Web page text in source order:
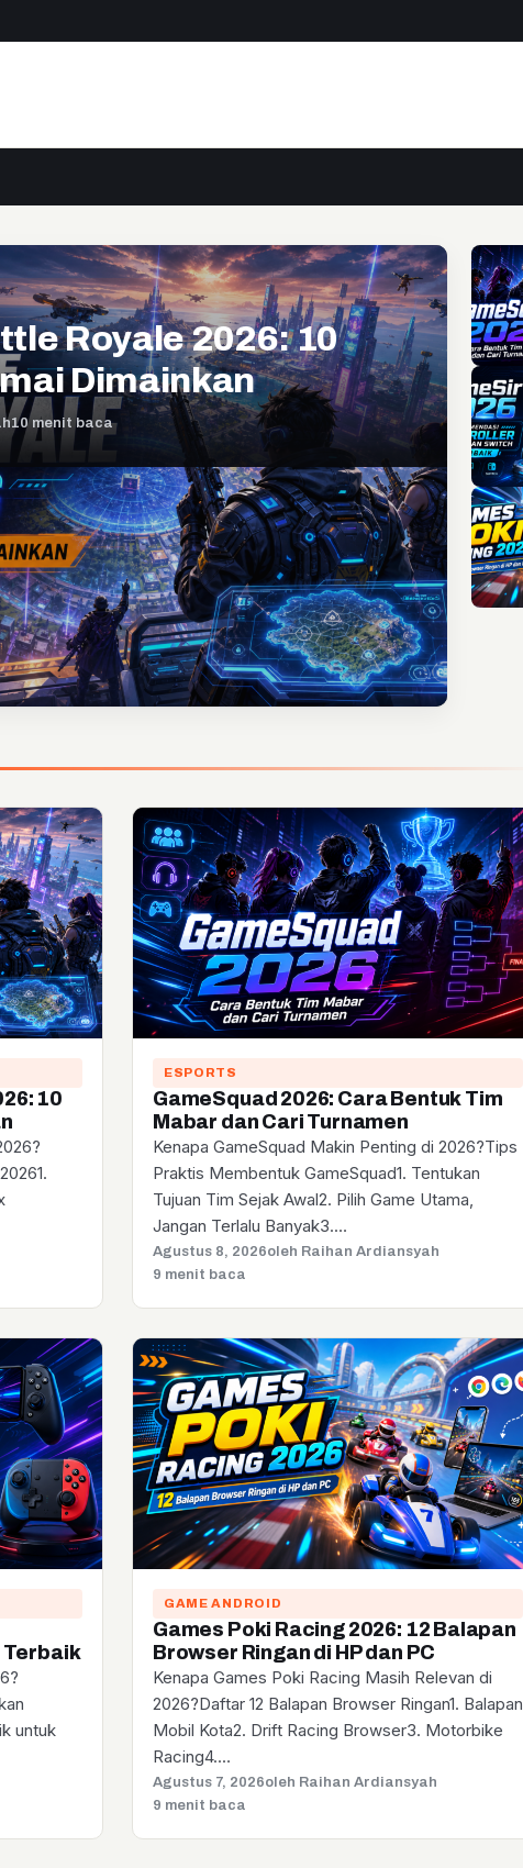
Royale 2026: 10
Dimainkan
10 menit baca
10
ESPORTS
GameSquad 2026: Cara Bentuk Tim
Mabar dan Cari Turnamen
Kenapa GameSquad Makin Penting di 2026?Tips
Praktis Membentuk GameSquad1. Tentukan
Tujuan Tim Sejak Awal2. Pilih Game Utama,
Jangan Terlalu Banyak3.…
Agustus 8, 2026oleh Raihan Ardiansyah
9 menit baca
Terbaik
untuk
GAME ANDROID
Games Poki Racing 2026: 12 Balapan
Browser Ringan di HP dan PC
Kenapa Games Poki Racing Masih Relevan di
2026?Daftar 12 Balapan Browser Ringan1. Balapan
Mobil Kota2. Drift Racing Browser3. Motorbike
Racing4.…
Agustus 7, 2026oleh Raihan Ardiansyah
9 menit baca